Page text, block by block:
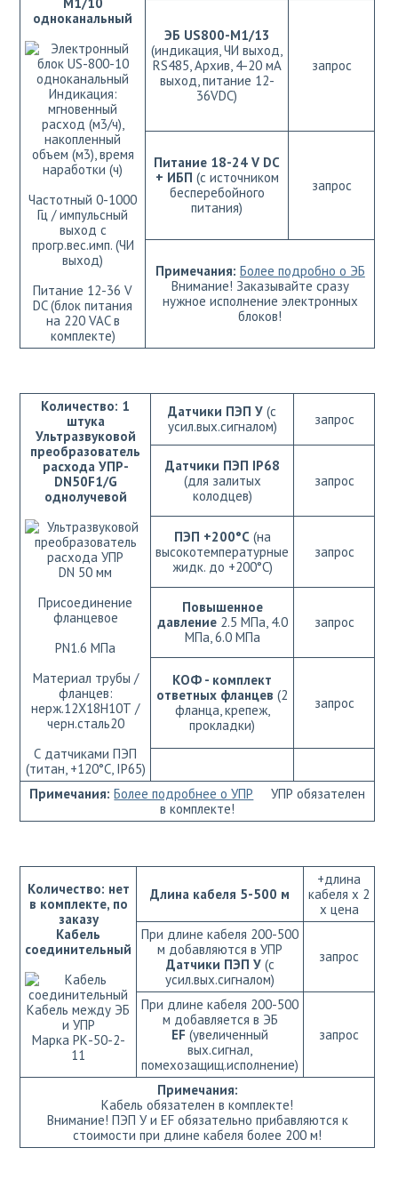
одноканальный
Индикация:
мгновенный
расход (м3/ч),
накопленный
объем (м3), время
наработки (ч)
Частотный 0-1000
Гц / импульсный
выход с
прогр.вес.имп. (ЧИ
выход)
Питание 12-36 V
DC (блок питания
на 220 VAC в
комплекте)
ЭБ US800-M1/13
(индикация, ЧИ выход,
RS485, Архив, 4-20 мА
выход, питание 12-
36VDC)
запрос
Питание 18-24 V DC
+ ИБП (с источником
бесперебойного
питания)
запрос
Примечания: Более подробно о ЭБ
Внимание! Заказывайте сразу
нужное исполнение электронных
блоков!
Количество: 1
штука
Ультразвуковой
преобразователь
расхода УПР-
DN50F1/G
однолучевой
DN 50 мм
Присоединение
фланцевое
РN1.6 МПа
Материал трубы /
фланцев:
нерж.12Х18Н10Т /
черн.сталь20
С датчиками ПЭП
(титан, +120°С, IP65)
Датчики ПЭП У (с
усил.вых.сигналом)
запрос
Датчики ПЭП IP68
(для залитых
колодцев)
запрос
ПЭП +200°C (на
высокотемпературные
жидк. до +200°C)
запрос
Повышенное
давление2.5 МПа, 4.0
МПа, 6.0 МПа
запрос
КОФ - комплект
ответных фланцев (2
фланца, крепеж,
прокладки)
запрос
Примечания: Более подробнее о УПР УПР обязателен
в комплекте!
Количество: нет
в комплекте, по
заказу
Кабель
соединительный
Кабель между ЭБ
и УПР
Марка РК-50-2-
11
Длина кабеля 5-500 м
+длина
кабеля х 2
х цена
При длине кабеля 200-500
м добавляются в УПР
Датчики ПЭП У(с
усил.вых.сигналом)
запрос
При длине кабеля 200-500
м добавляется в ЭБ
EF (увеличенный
вых.сигнал,
помехозащищ.исполнение)
запрос
Примечания:
Кабель обязателен в комплекте!
Внимание! ПЭП У и EF обязательно прибавляются к
стоимости при длине кабеля более 200 м!